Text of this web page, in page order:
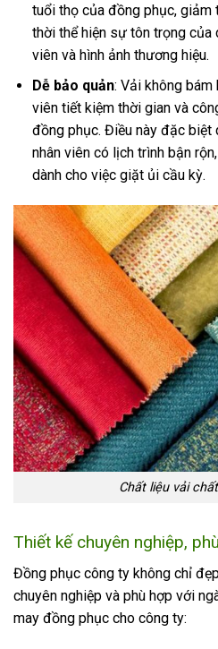
tuổi thọ của đồng phục, giảm
thời thể hiện sự tôn trọng của
viên và hình ảnh thương hiệu.
Dễ bảo quản: Vải không bám
viên tiết kiệm thời gian và
đồng phục. Điều này đặc biệt
nhân viên có lịch trình bận
dành cho việc giặt ủi cầu kỳ.
Chất liệu vải
Thiết kế chuyên nghiệp,
Đồng phục công ty không chỉ
chuyên nghiệp và phù hợp với
may đồng phục cho công ty: